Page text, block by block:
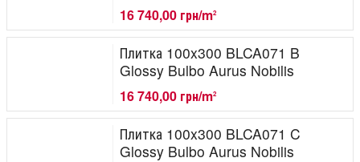
16 740,00 грн/m2
Плитка 100x300 BLCA071 B
Glossy Bulbo Aurus Nobilis
16 740,00 грн/m2
Плитка 100x300 BLCA071 C
Glossy Bulbo Aurus Nobilis